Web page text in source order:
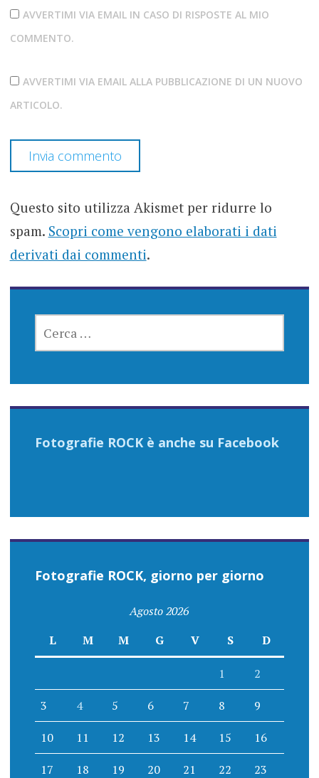
AVVERTIMI VIA EMAIL IN CASO DI RISPOSTE AL MIO
COMMENTO.
AVVERTIMI VIA EMAIL ALLA PUBBLICAZIONE DI UN NUOVO
ARTICOLO.
Questo sito utilizza Akismet per ridurre lo
spam. Scopri come vengono elaborati i dati
derivati dai commenti.
PER:
Fotografie ROCK è anche su Facebook
Fotografie ROCK, giorno per giorno
Agosto 2026
L
M M G V S D
1 2
3 4 5 6 7 8 9
10 11 12 13 14 15 16
17 18 19 20 21 22 23